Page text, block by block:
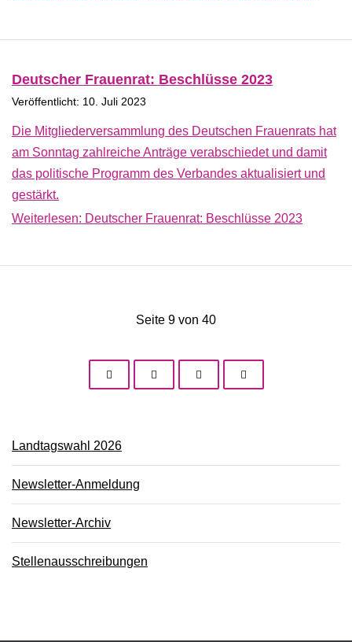
Deutscher Frauenrat: Beschlüsse 2023
Veröffentlicht: 10. Juli 2023
Die Mitgliederversammlung des Deutschen Frauenrats hat
am Sonntag zahlreiche Anträge verabschiedet und damit
das politische Programm des Verbandes aktualisiert und
gestärkt.
Weiterlesen: Deutscher Frauenrat: Beschlüsse 2023
Seite 9 von 40
Landtagswahl 2026
Newsletter-Anmeldung
Newsletter-Archiv
Stellenausschreibungen